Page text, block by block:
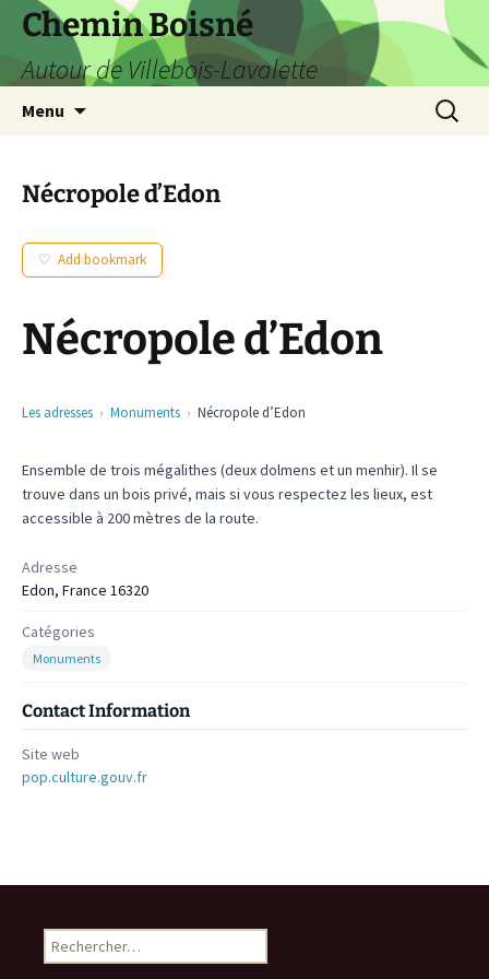
Aller
contenu
Chemin Boisné
Autour de Villebois-Lavalette
Menu
Nécropole d’Edon
Add bookmark
Nécropole d’Edon
Les adresses Monuments Nécropole d’Edon
Ensemble de trois mégalithes (deux dolmens et un menhir). Il se
trouve dans un bois privé, mais si vous respectez les lieux, est
accessible à 200 mètres de la route.
Adresse
Edon, France 16320
Catégories
Monuments
Contact Information
Site web
pop.culture.gouv.fr
Rechercher :